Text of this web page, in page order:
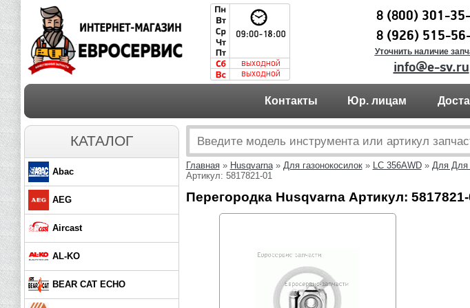
8 (800) 301-
8 (926) 515-
Уточнить наличие
info@e-sv.ru
Контакты Юр. лицам
КАТАЛОГ
Abac
AEG
Aircast
AL-KO
BEAR CAT ECHO
Главная» Husqvarna» Для газонокосилок» LC 356AWD» Для Для
Артикул: 5817821-01
Перегородка Husqvarna Артикул: